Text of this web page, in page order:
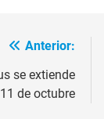
Anterior:
se extiende
de octubre